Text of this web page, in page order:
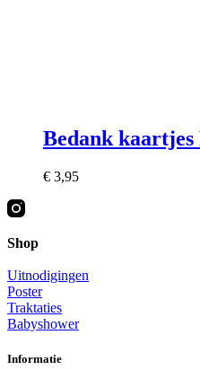
Bedank kaartjes
€ 3,95
Shop
Uitnodigingen
Poster
Traktaties
Babyshower
Informatie